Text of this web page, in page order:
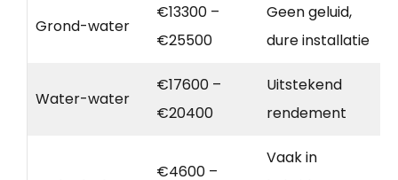
Grond-water
€13300 –
€25500
Geen geluid,
dure installatie
Water-water
€17600 –
€20400
Uitstekend
rendement
€4600 –
Vaak in